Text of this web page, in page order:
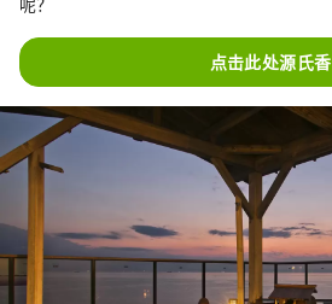
点击此处源氏香